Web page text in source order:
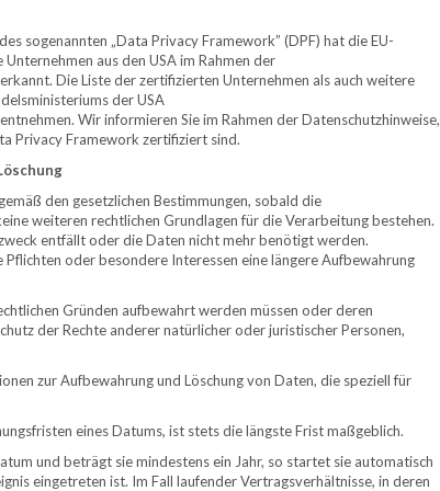
sogenannten „Data Privacy Framework” (DPF) hat die EU-
aus den USA im Rahmen der
Die Liste der zertifizierten Unternehmen als auch weitere
der USA
Wir informieren Sie im Rahmen der Datenschutzhinweise,
Privacy Framework zertifiziert sind.
den gesetzlichen Bestimmungen, sobald die
weiteren rechtlichen Grundlagen für die Verarbeitung bestehen.
entfällt oder die Daten nicht mehr benötigt werden.
oder besondere Interessen eine längere Aufbewahrung
Gründen aufbewahrt werden müssen oder deren
der Rechte anderer natürlicher oder juristischer Personen,
zur Aufbewahrung und Löschung von Daten, die speziell für
eines Datums, ist stets die längste Frist maßgeblich.
und beträgt sie mindestens ein Jahr, so startet sie automatisch
eingetreten ist. Im Fall laufender Vertragsverhältnisse, in deren